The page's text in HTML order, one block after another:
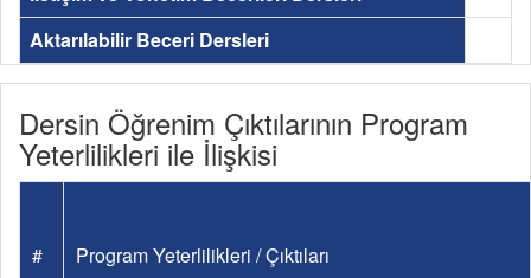
Aktarılabilir Beceri Dersleri
Dersin Öğrenim Çıktılarının Program
Yeterlilikleri ile İlişkisi
# Program Yeterlilikleri / Çıktıları